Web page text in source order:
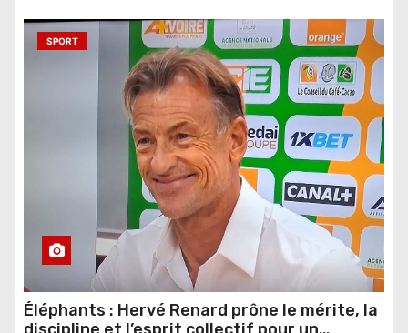
SPORT
Éléphants : Hervé Renard prône le mérite, la
discipline et l’esprit collectif pour un